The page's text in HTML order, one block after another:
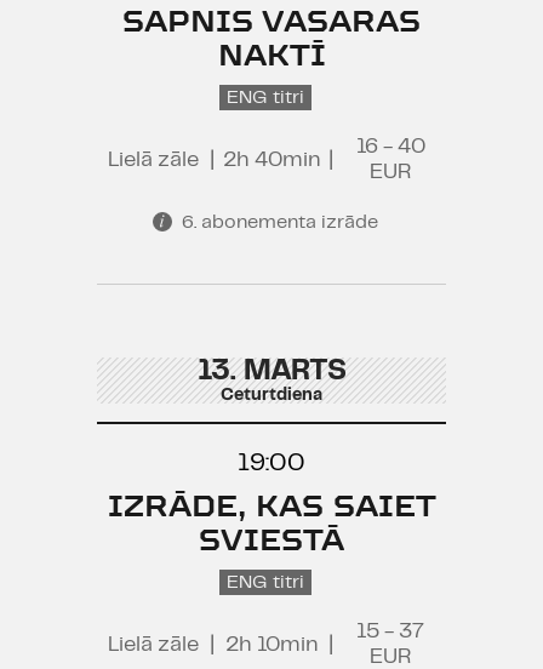
SAPNIS VASARAS
NAKTĪ
ENG titri
Lielā zāle 2h 40min
16 - 40
EUR
6. abonementa izrāde
13. MARTS
Ceturtdiena
19:00
IZRĀDE, KAS SAIET
SVIESTĀ
ENG titri
Lielā zāle 2h 10min
15 - 37
EUR